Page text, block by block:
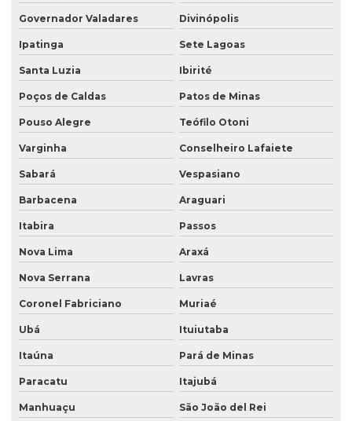
Governador Valadares Divinópolis
Ipatinga Sete Lagoas
Santa Luzia Ibirité
Poços de Caldas Patos de Minas
Pouso Alegre Teófilo Otoni
Varginha Conselheiro Lafaiete
Sabará Vespasiano
Barbacena Araguari
Itabira Passos
Nova Lima Araxá
Nova Serrana Lavras
Coronel Fabriciano Muriaé
Ubá Ituiutaba
Itaúna Pará de Minas
Paracatu Itajubá
Manhuaçu São João del Rei